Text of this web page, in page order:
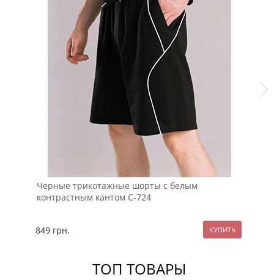
Черные трикотажные шорты с белым
контрастным кантом С-724
849 грн.
ТОП ТОВАРЫ